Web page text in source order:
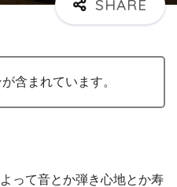
含まれています。
って音とか弾き心地とか寿